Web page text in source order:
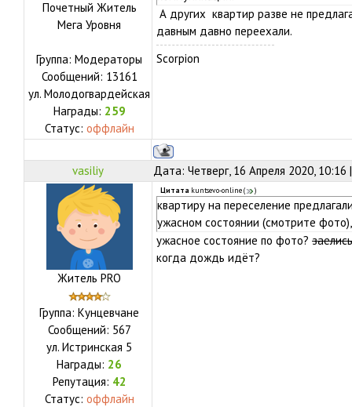
Почетный Житель
Мега Уровня
Группа: Модераторы
Сообщений: 13161
ул. Молодогвардейская
Награды: 259
Статус: оффлайн
А других квартир разве не
давным давно переехали.
Scorpion
vasiliy Дата: Четверг, 16 Апреля 2020,
Житель PRO
Группа: Кунцевчане
Сообщений: 567
ул. Истринская 5
Награды: 26
Репутация: 42
Статус: оффлайн
Цитата kuntsevo-online( )
квартиру на переселение
ужасном состоянии (смотрите
ужасное состояние по фото?
когда дождь идёт?